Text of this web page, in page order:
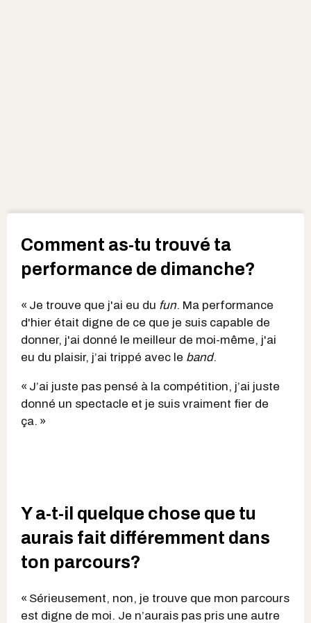
Comment as-tu trouvé ta
performance de dimanche?
« Je trouve que j'ai eu du fun. Ma performance
d'hier était digne de ce que je suis capable de
donner, j'ai donné le meilleur de moi-même, j'ai
eu du plaisir, j’ai trippé avec le band.
« J’ai juste pas pensé à la compétition, j’ai juste
donné un spectacle et je suis vraiment fier de
ça. »
Y a-t-il quelque chose que tu
aurais fait différemment dans
ton parcours?
« Sérieusement, non, je trouve que mon parcours
est digne de moi. Je n’aurais pas pris une autre